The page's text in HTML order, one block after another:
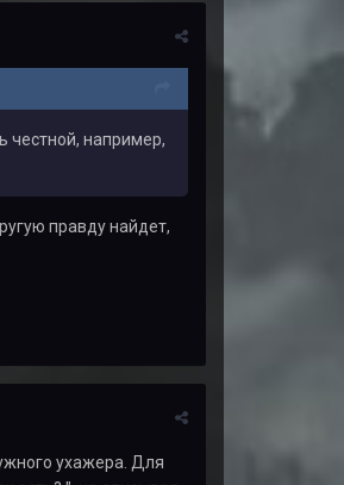
честной, например,
правду найдет,
ухажера. Для